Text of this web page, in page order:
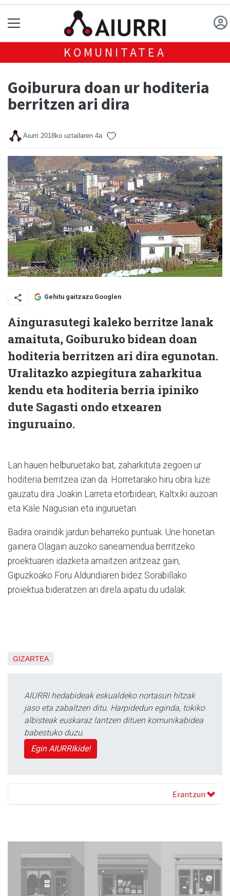
KOMUNITATEA
Goiburura doan ur hoditeria
berritzen ari dira
Aiurri 2018ko uztailaren 4a
Gehitu gaitzazu Googlen
Aingurasutegi kaleko berritze lanak
amaituta, Goiburuko bidean doan
hoditeria berritzen ari dira egunotan.
Uralitazko azpiegitura zaharkitua
kendu eta hoditeria berria ipiniko
dute Sagasti ondo etxearen
inguruaino.
Lan hauen helburuetako bat, zaharkituta zegoen ur
hoditeria berritzea izan da. Horretarako hiru obra luze
gauzatu dira Joakin Larreta etorbidean, Kaltxiki auzoan
eta Kale Nagusian eta inguruetan.
Badira oraindik jardun beharreko puntuak. Une honetan
gainera Olagain auzoko saneamendua berritzeko
proektuaren idazketa amaitzen aritzeaz gain,
Gipuzkoako Foru Aldundiaren bidez Sorabillako
proiektua bideratzen ari direla aipatu du udalak.
GIZARTEA
AIURRI hedabideak eskualdeko nortasun hitzak
jaso eta zabaltzen ditu. Harpidedun eginda, tokiko
albisteak euskaraz lantzen dituen komunikabidea
babestuko duzu.
Egin AIURRIkide!
Erantzun